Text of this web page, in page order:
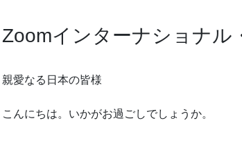
Zoomインターナショナル
親愛なる日本の皆様
こんにちは。いかがお過ごしでしょうか。